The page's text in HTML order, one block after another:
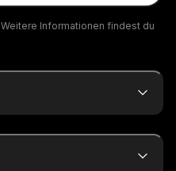
Informationen findest du